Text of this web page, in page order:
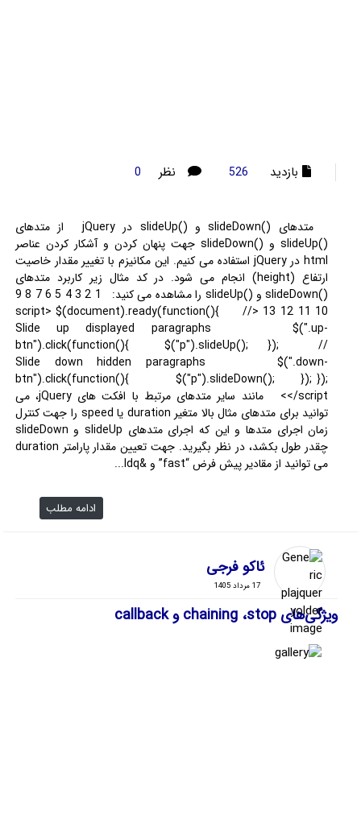
بازدید 526 نظر 0
متدهای ()slideDown و ()slideUp در jQuery از متدهای
()slideUp و ()slideDown جهت پنهان کردن و آشکار کردن عناصر
html در jQuery استفاده می کنیم. این مکانیزم با تغییر مقدار خاصیت
ارتفاع (height) انجام می شود. در کد مثال زیر کاربرد متدهای
()slideDown و ()slideUp را مشاهده می کنید: 1 2 3 4 5 6 7 8 9
10 11 12 13 <script> $(document).ready(function(){ //
Slide up displayed paragraphs $(".up-
btn").click(function(){ $("p").slideUp(); }); //
Slide down hidden paragraphs $(".down-
btn").click(function(){ $("p").slideDown(); }); });
</script> مانند سایر متدهای مرتبط با افکت های jQuery، می
توانید برای متدهای مثال بالا متغیر duration یا speed را جهت کنترل
زمان اجرای متدها و این که اجرای متدهای slideUp و slideDown
چقدر طول بکشد، در نظر بگیرید. جهت تعیین مقدار پارامتر duration
می توانید از مقادیر پیش فرض “fast” و &ldq...
ادامه مطلب
ئاکو فرجی
17 مرداد 1405
ویژگی‌های chaining ،stop و callback